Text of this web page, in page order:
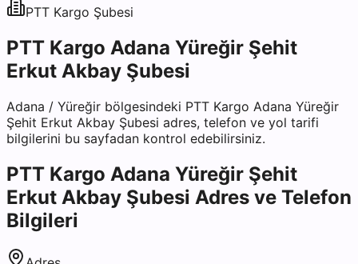
PTT Kargo Şubesi
PTT Kargo Adana Yüreğir Şehit
Erkut Akbay Şubesi
Adana / Yüreğir bölgesindeki PTT Kargo Adana Yüreğir
Şehit Erkut Akbay Şubesi adres, telefon ve yol tarifi
bilgilerini bu sayfadan kontrol edebilirsiniz.
PTT Kargo Adana Yüreğir Şehit
Erkut Akbay Şubesi Adres ve Telefon
Bilgileri